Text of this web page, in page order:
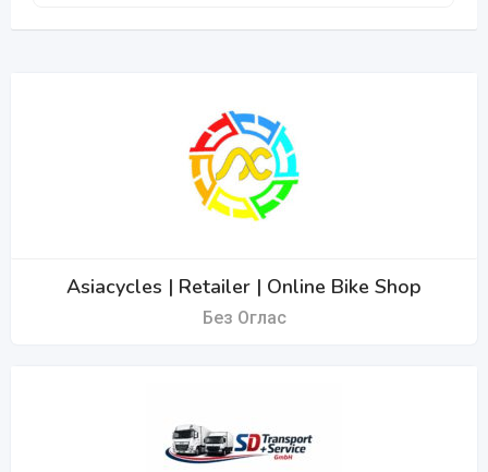
Asiacycles | Retailer | Online Bike Shop
Без Оглас